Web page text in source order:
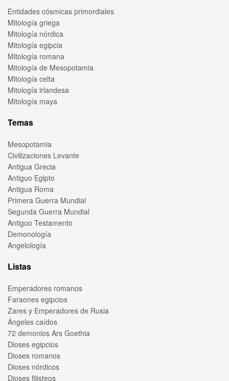
Entidades cósmicas primordiales
Mitología griega
Mitología nórdica
Mitología egipcia
Mitología romana
Mitología de Mesopotamia
Mitología celta
Mitología irlandesa
Mitología maya
Temas
Mesopotamia
Civilizaciones Levante
Antigua Grecia
Antiguo Egipto
Antigua Roma
Primera Guerra Mundial
Segunda Guerra Mundial
Antiguo Testamento
Demonología
Angelología
Listas
Emperadores romanos
Faraones egipcios
Zares y Emperadores de Rusia
Ángeles caídos
72 demonios Ars Goethia
Dioses egipcios
Dioses romanos
Dioses nórdicos
Dioses filisteos